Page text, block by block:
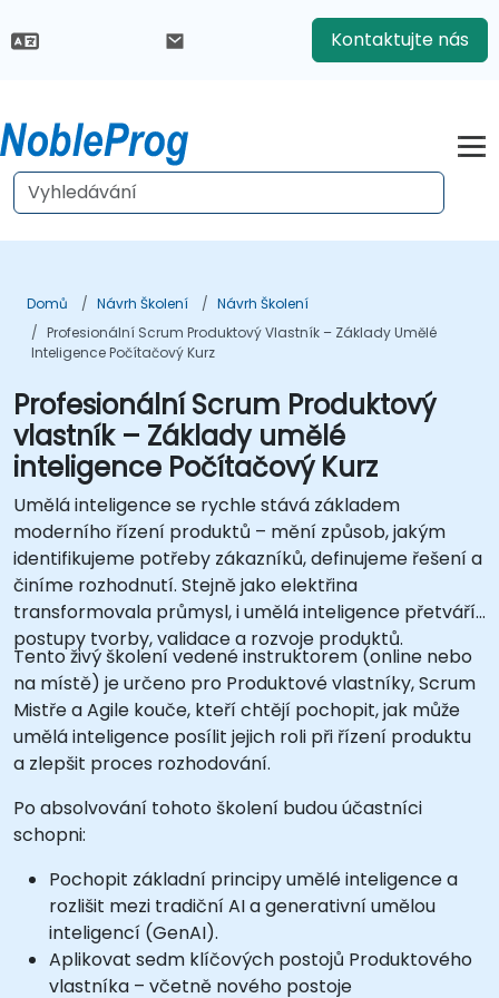
Kontaktujte nás
Domů Návrh Školení
Návrh Školení
Profesionální Scrum Produktový Vlastník – Základy Umělé
Inteligence Počítačový Kurz
Profesionální Scrum Produktový
vlastník – Základy umělé
inteligence Počítačový Kurz
Umělá inteligence se rychle stává základem
moderního řízení produktů – mění způsob, jakým
identifikujeme potřeby zákazníků, definujeme řešení a
činíme rozhodnutí. Stejně jako elektřina
transformovala průmysl, i umělá inteligence přetváří
postupy tvorby, validace a rozvoje produktů.
Tento živý školení vedené instruktorem (online nebo
na místě) je určeno pro Produktové vlastníky, Scrum
Mistře a Agile kouče, kteří chtějí pochopit, jak může
umělá inteligence posílit jejich roli při řízení produktu
a zlepšit proces rozhodování.
Po absolvování tohoto školení budou účastníci
schopni:
Pochopit základní principy umělé inteligence a
rozlišit mezi tradiční AI a generativní umělou
inteligencí (GenAI).
Aplikovat sedm klíčových postojů Produktového
vlastníka – včetně nového postoje